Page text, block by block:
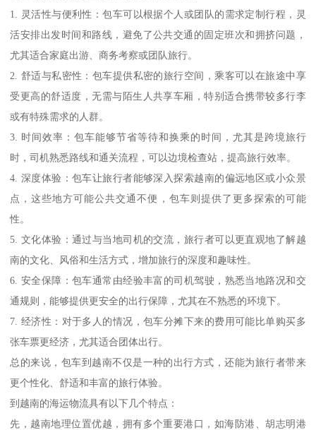
1. 灵活性与便利性：包车可以根据个人或团队的需求定制行程，灵
活安排出发时间和路线，避免了公共交通的固定班次和拥挤问题，
尤其适合家庭出游、商务考察或团队旅行。
2. 舒适与私密性：包车提供私密的旅行空间，乘客可以在旅途中享
受更高的舒适度，无需与陌生人共享车厢，特别适合携带较多行李
或有特殊需求的人群。
3. 时间效率：包车能够节省等待和换乘的时间，尤其是跨境旅行
时，司机熟悉路线和通关流程，可以边境检查站，提高旅行效率。
4. 深度体验：包车让旅行者能够深入探索越南的偏远地区或小众景
点，这些地方可能公共交通不便，包车则提供了更多探索的可能
性。
5. 文化体验：通过与当地司机的交流，旅行者可以更直观地了解越
南的文化、风俗和生活方式，增加旅行的深度和趣味性。
6. 安全保障：包车通常由经验丰富的司机驾驶，熟悉当地路况和交
通规则，能够提供更安全的出行保障，尤其在不熟悉的环境下。
7. 经济性：对于多人的情况，包车分摊下来的费用可能比单购买多
张车票更经济，尤其适合团体出行。
总的来说，包车到越南不仅是一种的出行方式，还能为旅行者带来
更个性化、舒适和丰富的旅行体验。
到越南的海运物流具有以下几个特点：
先，越南地理位置优越，拥有多个重要港口，如海防港、胡志明港